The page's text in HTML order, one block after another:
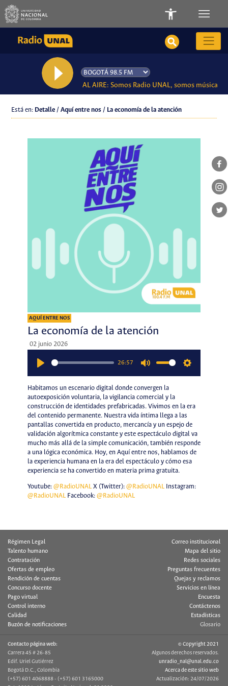
AL AIRE: Somos Radio UNAL, somos música
Está en: Detalle / Aquí entre nos / La economía de la atención
AQUÍ ENTRE NOS
La economía de la atención
02 junio 2026
26:57
Habitamos un escenario digital donde convergen la
autoexposición voluntaria, la vigilancia comercial y la
construcción de identidades prefabricadas. Vivimos en la era
del contenido permanente. Nuestra vida íntima llega a las
pantallas convertida en producto, mercancía y un espejo de
validación algorítmica constante y este espectáculo digital va
mucho más allá de la simple comunicación, también responde
a una lógica económica. Hoy, en Aquí entre nos, hablamos de
la experiencia humana en la era del espectáculo y cómo esa
experiencia se ha convertido en materia prima gratuita.
Youtube: @RadioUNALX (Twitter): @RadioUNALInstagram:
@RadioUNALFacebook: @RadioUNAL
Régimen Legal
Talento humano
Contratación
Ofertas de empleo
Rendición de cuentas
Concurso docente
Pago virtual
Control interno
Calidad
Buzón de notificaciones
Correo institucional
Mapa del sitio
Redes sociales
Preguntas frecuentes
Quejas y reclamos
Servicios en línea
Encuesta
Contáctenos
Estadísticas
Glosario
Contacto página web:
Carrera 45 # 26-85
Edif. Uriel Gutiérrez
Bogotá D.C., Colombia
(+57) 601 4068888 - (+57) 601 3165000
© Copyright 2021
Algunos derechos reservados.
unradio_nal@unal.edu.co
Acerca de este sitio web
Actualización: 24/07/2026